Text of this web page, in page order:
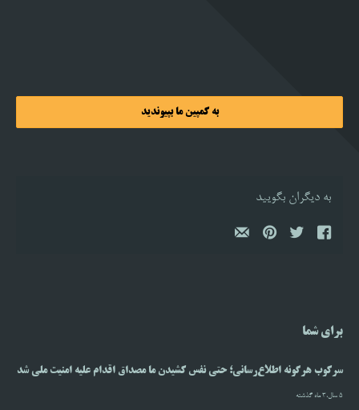
به کمپین ما بپیوندید
به دیگران بگویید
برای شما
سرکوب هرگونه اطلاع‌رسانی؛ حتی نفس کشیدن ما مصداق اقدام علیه امنیت ملی شد
5 سال،3 ماه گذشته